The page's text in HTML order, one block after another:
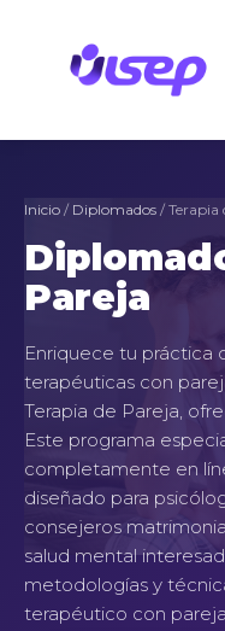
contenido
Inicio / Diplomados / Terapia
Pareja
Enriquece tu práctica
terapéuticas con
Terapia de Pareja,
Este programa
completamente en
diseñado para
consejeros
salud mental
metodologías y
terapéutico con